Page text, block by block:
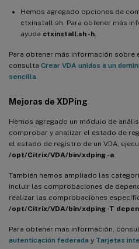
Hemos agregado opciones de
ctxinstall.sh. Para obtener más
ayuda ctxinstall.sh -h
Para obtener más información sobre
consulta Crear VDA unidos a un
sencilla
Mejoras de XDPing
Hemos agregado un módulo de
comprobar y analizar el estado de
el estado de registro de un VDA,
/opt/Citrix/VDA/bin/xdping -a
También hemos ampliado las
incluir las comprobaciones de
realizar las comprobaciones
/opt/Citrix/VDA/bin/xdping -T
Para obtener más información,
autenticación federada y Tarjetas